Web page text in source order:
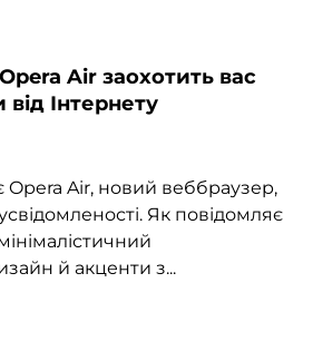
Air заохотить вас
Інтернету
Opera Air, новий веббраузер,
Як повідомляє
й акценти з...